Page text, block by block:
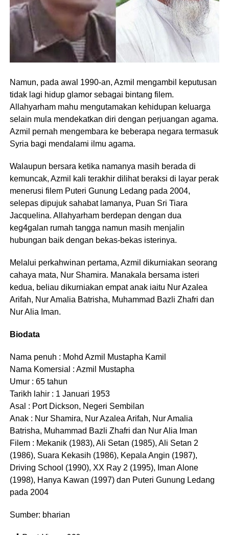
Namun, pada awal 1990-an, Azmil mengambil keputusan
tidak lagi hidup glamor sebagai bintang filem.
Allahyarham mahu mengutamakan kehidupan keluarga
selain mula mendekatkan diri dengan perjuangan agama.
Azmil pernah mengembara ke beberapa negara termasuk
Syria bagi mendalami ilmu agama.
Walaupun bersara ketika namanya masih berada di
kemuncak, Azmil kali terakhir dilihat beraksi di layar perak
menerusi filem Puteri Gunung Ledang pada 2004,
selepas dipujuk sahabat lamanya, Puan Sri Tiara
Jacquelina. Allahyarham berdepan dengan dua
keg4galan rumah tangga namun masih menjalin
hubungan baik dengan bekas-bekas isterinya.
Melalui perkahwinan pertama, Azmil dikurniakan seorang
cahaya mata, Nur Shamira. Manakala bersama isteri
kedua, beliau dikurniakan empat anak iaitu Nur Azalea
Arifah, Nur Amalia Batrisha, Muhammad Bazli Zhafri dan
Nur Alia Iman.
Biodata
Nama penuh : Mohd Azmil Mustapha Kamil
Nama Komersial : Azmil Mustapha
Umur : 65 tahun
Tarikh lahir : 1 Januari 1953
Asal : Port Dickson, Negeri Sembilan
Anak : Nur Shamira, Nur Azalea Arifah, Nur Amalia
Batrisha, Muhammad Bazli Zhafri dan Nur Alia Iman
Filem : Mekanik (1983), Ali Setan (1985), Ali Setan 2
(1986), Suara Kekasih (1986), Kepala Angin (1987),
Driving School (1990), XX Ray 2 (1995), Iman Alone
(1998), Hanya Kawan (1997) dan Puteri Gunung Ledang
pada 2004
Sumber: bharian